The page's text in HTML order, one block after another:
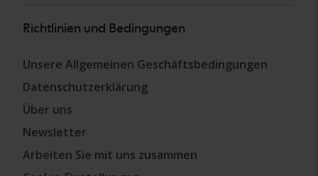
Richtlinien und Bedingungen
Unsere Allgemeinen Geschäftsbedingungen
Datenschutzerklärung
Über uns
Newsletter
Arbeiten Sie mit uns zusammen